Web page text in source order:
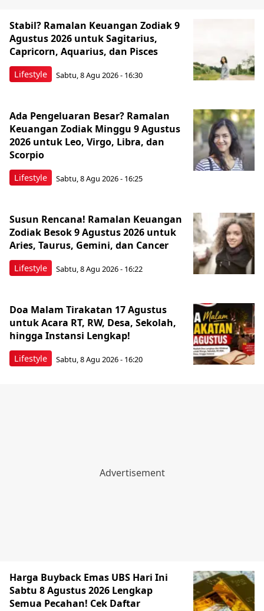
Lifestyle
Stabil? Ramalan Keuangan Zodiak 9
Agustus 2026 untuk Sagitarius,
Capricorn, Aquarius, dan Pisces
Sabtu, 8 Agu 2026 - 16:30
Lifestyle
Ada Pengeluaran Besar? Ramalan
Keuangan Zodiak Minggu 9 Agustus
2026 untuk Leo, Virgo, Libra, dan
Scorpio
Sabtu, 8 Agu 2026 - 16:25
Lifestyle
Susun Rencana! Ramalan Keuangan
Zodiak Besok 9 Agustus 2026 untuk
Aries, Taurus, Gemini, dan Cancer
Sabtu, 8 Agu 2026 - 16:22
Lifestyle
Doa Malam Tirakatan 17 Agustus
untuk Acara RT, RW, Desa, Sekolah,
hingga Instansi Lengkap!
Sabtu, 8 Agu 2026 - 16:20
Harga Buyback Emas UBS Hari Ini
Sabtu 8 Agustus 2026 Lengkap
Semua Pecahan! Cek Daftar